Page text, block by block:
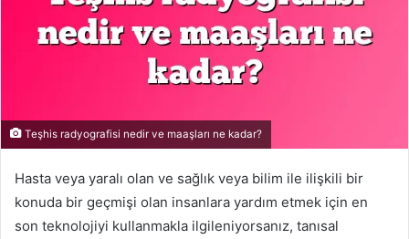
Teşhis radyografisi nedir ve maaşları ne kadar?
Hasta veya yaralı olan ve sağlık veya bilim ile ilişkili bir
konuda bir geçmişi olan insanlara yardım etmek için en
son teknolojiyi kullanmakla ilgileniyorsanız, tanısal